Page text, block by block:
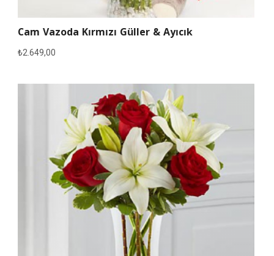
Cam Vazoda Kırmızı Güller & Ayıcık
₺2.649,00